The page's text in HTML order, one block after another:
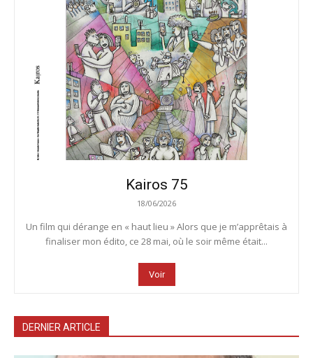
Kairos 75
18/06/2026
Un film qui dérange en « haut lieu » Alors que je m’apprêtais à
finaliser mon édito, ce 28 mai, où le soir même était...
Voir
DERNIER ARTICLE